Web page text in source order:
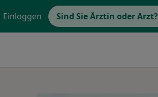
Einloggen Sind Sie Ärztin oder Arzt?